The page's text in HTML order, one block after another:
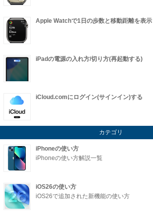
Apple Watchで1日の歩数と移動距離を表示
iPadの電源の入れ方/切り方(再起動する)
iCloud.comにログイン(サインイン)する
カテゴリ
iPhoneの使い方
iPhoneの使い方解説一覧
iOS26の使い方
iOS26で追加された新機能の使い方